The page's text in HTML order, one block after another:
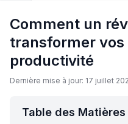
Comment un
transformer
productivité
Dernière mise à jour: 17 juillet
Table des Matières